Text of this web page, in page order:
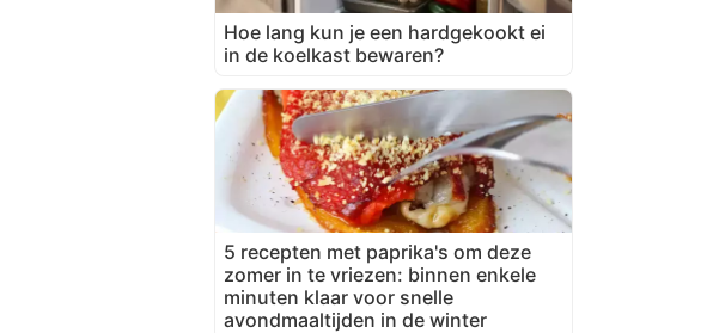
Hoe lang kun je een hardgekookt ei
in de koelkast bewaren?
5 recepten met paprika's om deze
zomer in te vriezen: binnen enkele
minuten klaar voor snelle
avondmaaltijden in de winter